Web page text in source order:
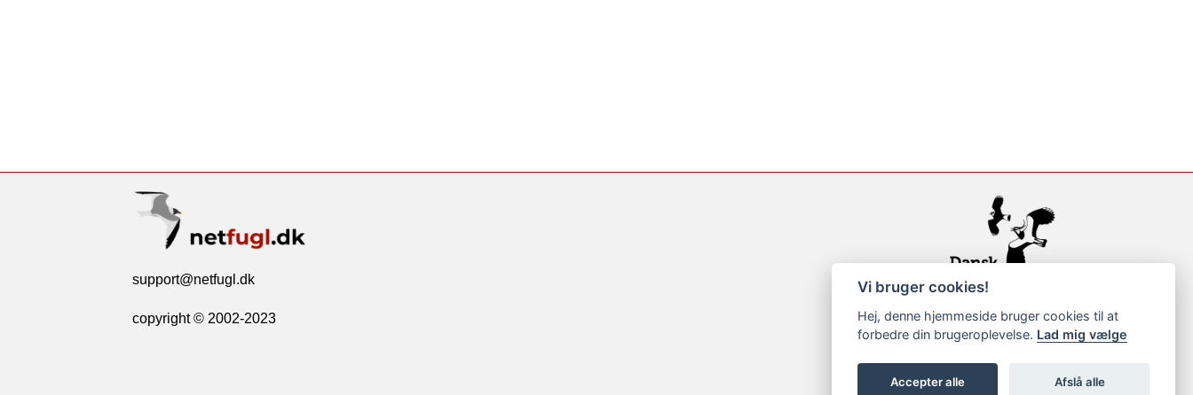
support@netfugl.dk
copyright © 2002-2023
Vi bruger cookies!
Hej, denne hjemmeside bruger cookies til at
forbedre din brugeroplevelse. Lad mig vælge
Accepter alle Afslå alle